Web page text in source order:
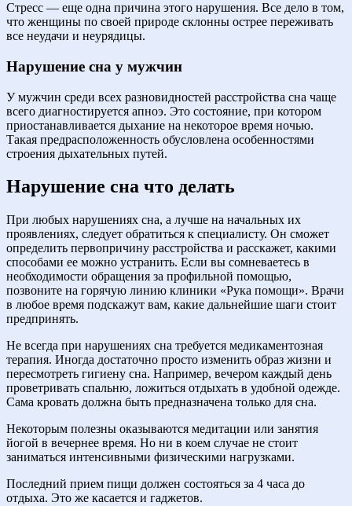
Стресс — еще одна причина этого нарушения. Все дело в том,
что женщины по своей природе склонны острее переживать
все неудачи и неурядицы.
Нарушение сна у мужчин
У мужчин среди всех разновидностей расстройства сна чаще
всего диагностируется апноэ. Это состояние, при котором
приостанавливается дыхание на некоторое время ночью.
Такая предрасположенность обусловлена особенностями
строения дыхательных путей.
Нарушение сна что делать
При любых нарушениях сна, а лучше на начальных их
проявлениях, следует обратиться к специалисту. Он сможет
определить первопричину расстройства и расскажет, какими
способами ее можно устранить. Если вы сомневаетесь в
необходимости обращения за профильной помощью,
позвоните на горячую линию клиники «Рука помощи». Врачи
в любое время подскажут вам, какие дальнейшие шаги стоит
предпринять.
Не всегда при нарушениях сна требуется медикаментозная
терапия. Иногда достаточно просто изменить образ жизни и
пересмотреть гигиену сна. Например, вечером каждый день
проветривать спальню, ложиться отдыхать в удобной одежде.
Сама кровать должна быть предназначена только для сна.
Некоторым полезны оказываются медитации или занятия
йогой в вечернее время. Но ни в коем случае не стоит
заниматься интенсивными физическими нагрузками.
Последний прием пищи должен состояться за 4 часа до
отдыха. Это же касается и гаджетов.